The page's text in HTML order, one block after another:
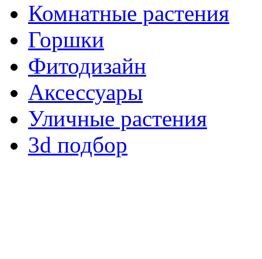
Комнатные растения
Горшки
Фитодизайн
Аксессуары
Уличные растения
3d подбор